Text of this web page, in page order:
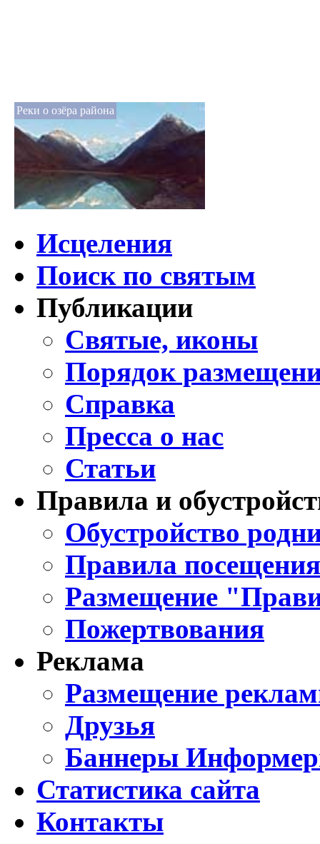
Реки о озёра района
Исцеления
Поиск по святым
Публикации
Святые, иконы
Порядок
Справка
Пресса о нас
Статьи
Правила и
Обустройство
Правила
Размещение
Пожертвования
Реклама
Размещение
Друзья
Баннеры
Статистика сайта
Контакты